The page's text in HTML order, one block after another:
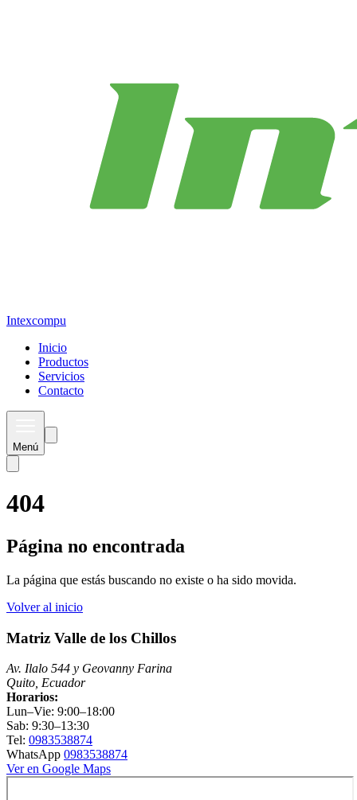
Intexcompu
Inicio
Productos
Servicios
Contacto
Menú
404
Página no encontrada
La página que estás buscando no existe o ha sido movida.
Volver al inicio
Matriz Valle de los Chillos
Av. Ilalo 544 y Geovanny Farina
Quito, Ecuador
Horarios:
Lun–Vie: 9:00–18:00
Sab: 9:30–13:30
Tel: 0983538874
WhatsApp 0983538874
Ver en Google Maps